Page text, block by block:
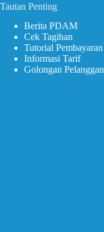
Tautan Penting
Berita PDAM
Cek Tagihan
Tutorial Pembayaran
Informasi Tarif
Golongan Pelanggan